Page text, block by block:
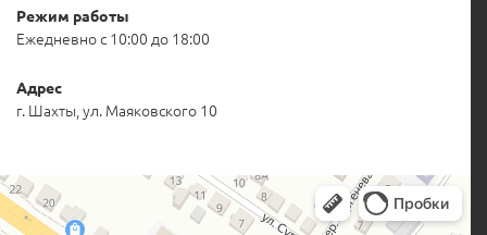
Режим работы
Ежедневно с 10:00 до 18:00
Адрес
г. Шахты, ул. Маяковского 10